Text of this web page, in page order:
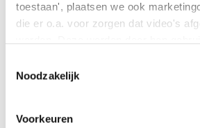
toestaan', plaatsen we ook
die er o.a. voor zorgen dat video's
is advertenties weergeven die
onderaan de pagina.
Noodzakelijk
Voorkeuren
ambulancepersoneel ter bepaling
juiste zorglocatie. Deze facultatieve
per 1 januari 2025. De resterende
het resultaat van verzoeken van